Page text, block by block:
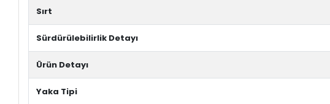
Sırt
Sürdürülebilirlik Detayı
Ürün Detayı
Yaka Tipi